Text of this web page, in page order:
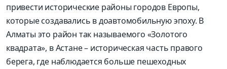
привести исторические районы городов Европы,
которые создавались в доавтомобильную эпоху. В
Алматы это район так называемого «Золотого
квадрата», в Астане – историческая часть правого
берега, где наблюдается больше пешеходных